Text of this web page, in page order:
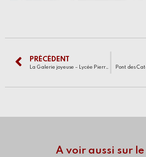
PRÉCÉDENT
Pont des
A voir aussi sur